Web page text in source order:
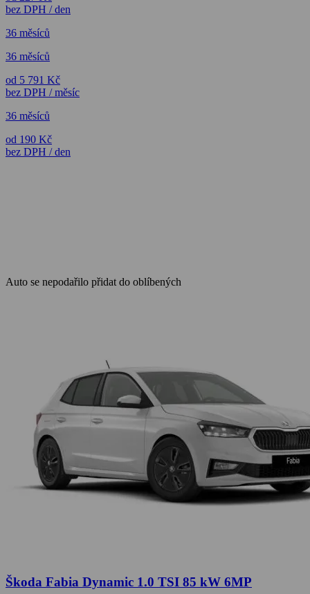
bez DPH / den
36 měsíců
36 měsíců
od 5 791 Kč
bez DPH / měsíc
36 měsíců
od 190 Kč
bez DPH / den
Auto se nepodařilo přidat do oblíbených
Škoda Fabia Dynamic 1.0 TSI 85 kW 6MP